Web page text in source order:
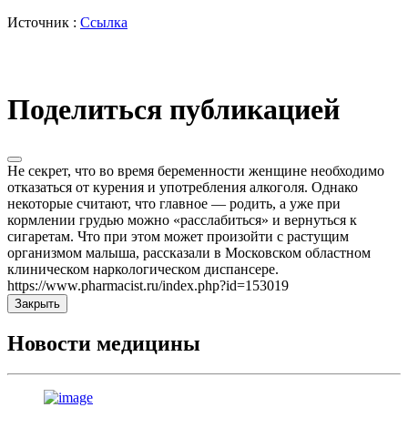
Источник : Ссылка
Поделиться публикацией
Не секрет, что во время беременности женщине необходимо
отказаться от курения и употребления алкоголя. Однако
некоторые считают, что главное — родить, а уже при
кормлении грудью можно «расслабиться» и вернуться к
сигаретам. Что при этом может произойти с растущим
организмом малыша, рассказали в Московском областном
клиническом наркологическом диспансере.
https://www.pharmacist.ru/index.php?id=153019
Закрыть
Новости медицины